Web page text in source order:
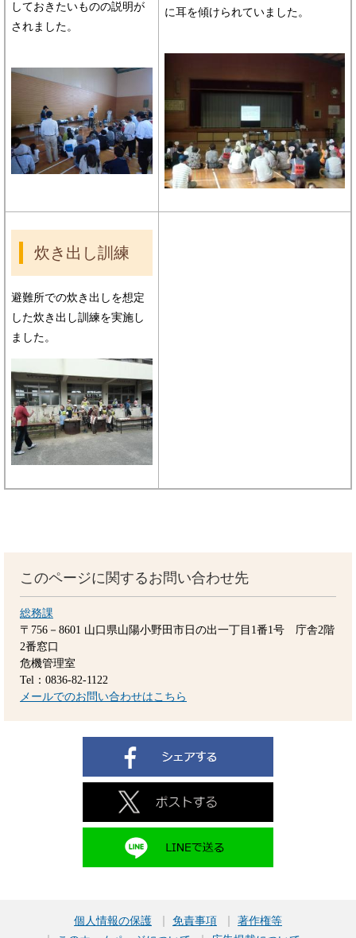
しておきたいものの説明が
されました。
に耳を傾けられていました。
炊き出し訓練
避難所での炊き出しを想定
した炊き出し訓練を実施し
ました。
このページに関するお問い合わせ先
総務課
〒756－8601 山口県山陽小野田市日の出一丁目1番1号 庁舎2階
2番窓口
危機管理室
Tel：0836-82-1122
メールでのお問い合わせはこちら
個人情報の保護 免責事項
著作権等